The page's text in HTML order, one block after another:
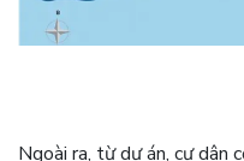
Ngoài ra, từ dự án, cư dân